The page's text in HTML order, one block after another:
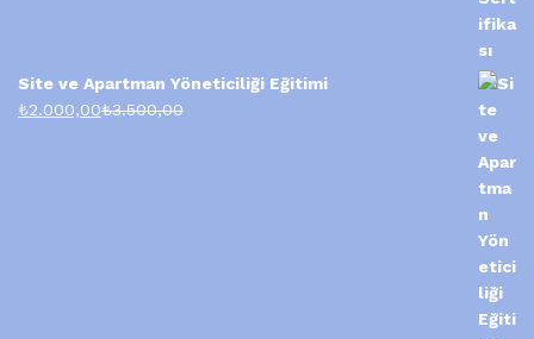
Site ve Apartman Yöneticiliği Eğitimi
₺2.000,00₺3.500,00